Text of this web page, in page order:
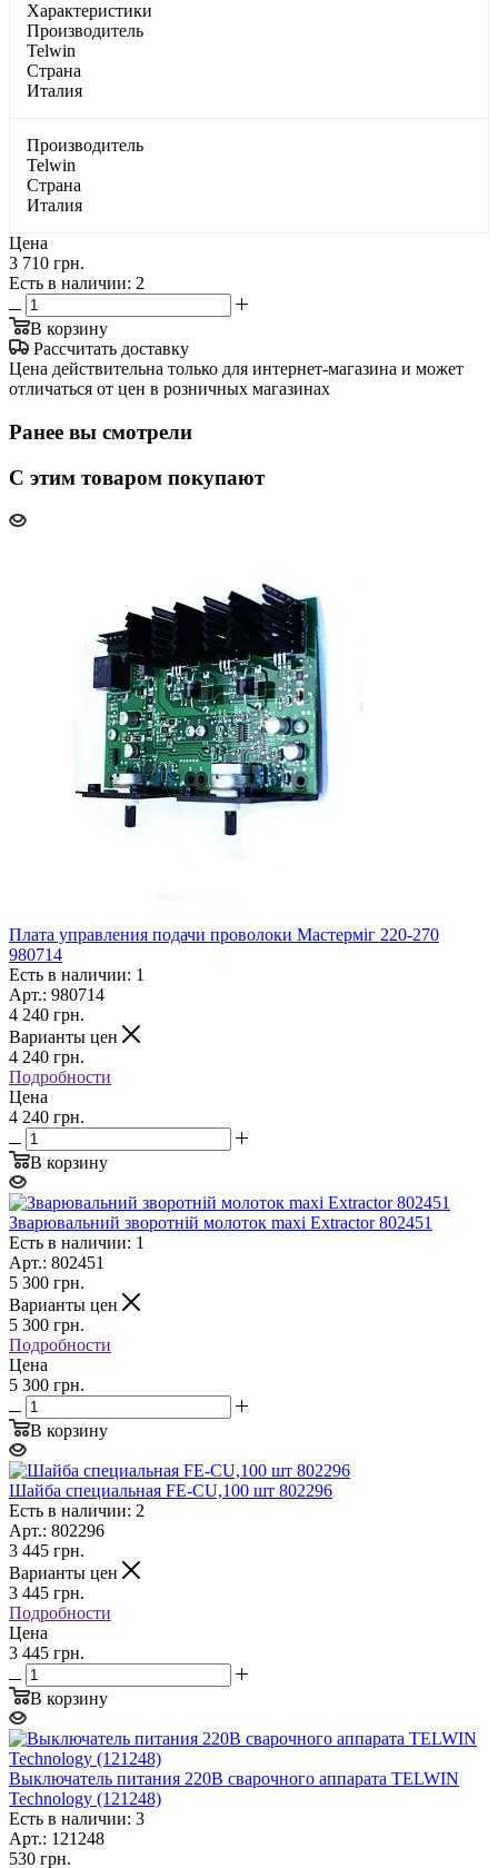
Характеристики
Производитель
Telwin
Страна
Италия
Производитель
Telwin
Страна
Италия
Цена
3 710 грн.
Есть в наличии: 2
В корзину
Рассчитать доставку
Цена действительна только для интернет-магазина и может
отличаться от цен в розничных магазинах
Ранее вы смотрели
С этим товаром покупают
Плата управления подачи проволоки Мастерміг 220-270
980714
Есть в наличии: 1
Арт.: 980714
4 240 грн.
Варианты цен
4 240 грн.
Подробности
Цена
4 240 грн.
В корзину
Зварювальний зворотній молоток maxi Extractor 802451
Есть в наличии: 1
Арт.: 802451
5 300 грн.
Варианты цен
5 300 грн.
Подробности
Цена
5 300 грн.
В корзину
Шайба специальная FE-CU,100 шт 802296
Есть в наличии: 2
Арт.: 802296
3 445 грн.
Варианты цен
3 445 грн.
Подробности
Цена
3 445 грн.
В корзину
Выключатель питания 220В сварочного аппарата TELWIN
Technology (121248)
Есть в наличии: 3
Арт.: 121248
530 грн.